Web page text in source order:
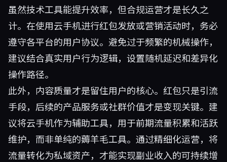
虽然技术工具能提升效率，但合规运营才是长久之
计。在使用云手机进行红包发放或营销活动时，务必
遵守各平台的用户协议。避免过于频繁的机械操作，
建议结合真实用户行为逻辑，设置随机延迟和差异化
操作路径。
此外，内容质量才是留住用户的核心。红包只是引流
手段，后续的产品服务或社群价值才是变现关键。建
议将云手机作为辅助工具，用于前期流量积累和活跃
维护，而非单纯的薅羊毛工具。通过精细化运营，将
流量转化为私域资产，才能实现副业收入的可持续增